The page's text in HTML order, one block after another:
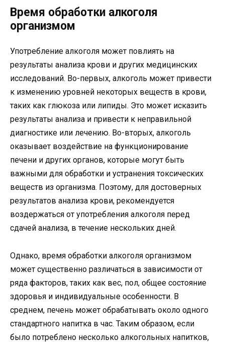
Время обработки алкоголя
организмом
Употребление алкоголя может повлиять на
результаты анализа крови и других медицинских
исследований. Во-первых, алкоголь может привести
к изменению уровней некоторых веществ в крови,
таких как глюкоза или липиды. Это может исказить
результаты анализа и привести к неправильной
диагностике или лечению. Во-вторых, алкоголь
оказывает воздействие на функционирование
печени и других органов, которые могут быть
важными для обработки и устранения токсических
веществ из организма. Поэтому, для достоверных
результатов анализа крови, рекомендуется
воздержаться от употребления алкоголя перед
сдачей анализа, в течение нескольких дней.
Однако, время обработки алкоголя организмом
может существенно различаться в зависимости от
ряда факторов, таких как вес, пол, общее состояние
здоровья и индивидуальные особенности. В
среднем, печень может обрабатывать около одного
стандартного напитка в час. Таким образом, если
было потреблено несколько алкогольных напитков,